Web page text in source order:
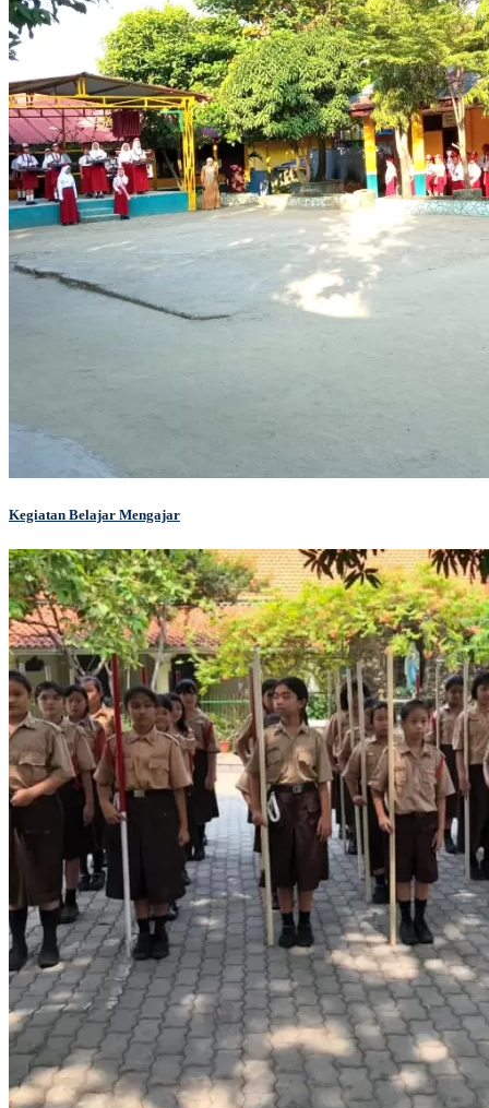
Kegiatan Belajar Mengajar